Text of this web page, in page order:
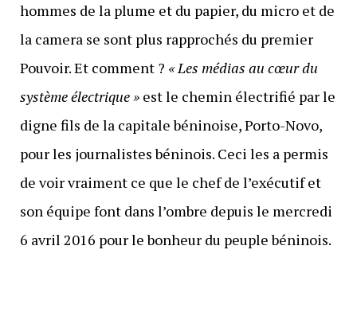
hommes de la plume et du papier, du micro et de
la camera se sont plus rapprochés du premier
Pouvoir. Et comment ? « Les médias au cœur du
système électrique »est le chemin électrifié par le
digne fils de la capitale béninoise, Porto-Novo,
pour les journalistes béninois. Ceci les a permis
de voir vraiment ce que le chef de l’exécutif et
son équipe font dans l’ombre depuis le mercredi
6 avril 2016 pour le bonheur du peuple béninois.